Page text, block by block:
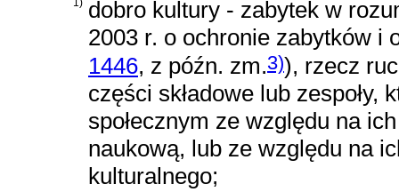
1) dobro kultury - zabytek w
2003 r. o ochronie zabytków i
1446, z późn. zm.3)), rzecz
części składowe lub
społecznym ze względu na
naukową, lub ze względu na
kulturalnego;